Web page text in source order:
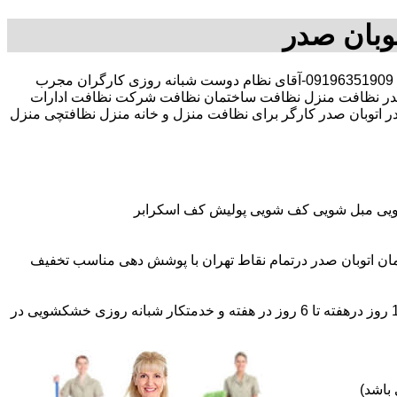
صدر
30 در صد تخفیف بیمه رایگان 09196351909-آقای نظام دوست شبانه روزی کارگران مجرب
نظافت منزل نظافت ساختمان نظافت شرکت نظافت ادارات
اتوبان صدر کارگر برای نظافت منزل و خانه منزل نظافتچی منزل
مبل شویی کف شویی پولیش کف اسکرابر
اتوبان صدر درتمام نقاط تهران با پوشش دهی مناسب تخفیف
اعزام نظافتچی روزمزد و مهمان دار به تمام نقاط و در سراسر تهران (حرفه ای و آموزش دیده )اعزام خدمتکار ثابت روزانه (خانم)از 1 روز درهفته تا 6 روز در هفته و خدمتکار شبانه روزی خشکشویی در
باشد)